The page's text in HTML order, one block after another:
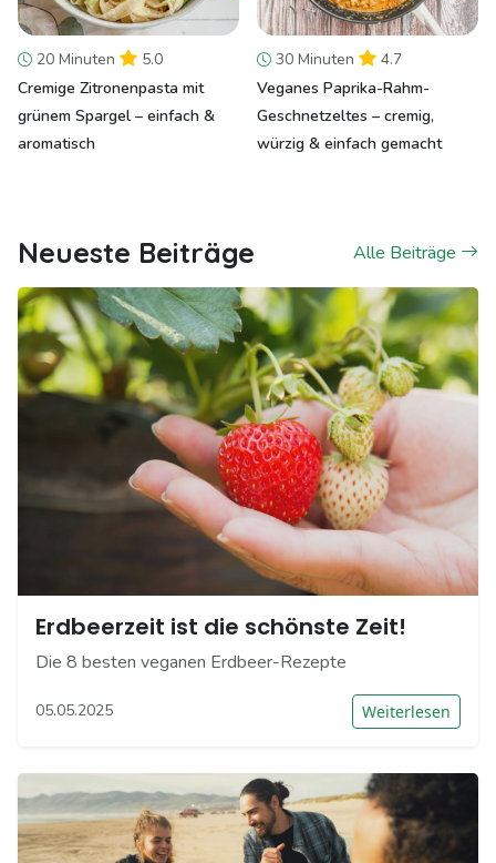
20 Minuten
5.0
Cremige Zitronenpasta mit
grünem Spargel – einfach &
aromatisch
30 Minuten
4.7
Veganes Paprika-Rahm-
Geschnetzeltes – cremig,
würzig & einfach gemacht
Neueste Beiträge Alle Beiträge
Erdbeerzeit ist die schönste Zeit!
Die 8 besten veganen Erdbeer-Rezepte
05.05.2025 Weiterlesen